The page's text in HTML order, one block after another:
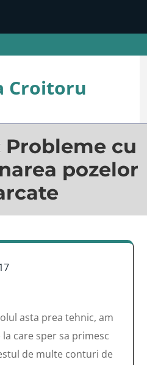
Croitoru
Probleme cu
pozelor
asta prea tehnic, am
care sper sa primesc
de multe conturi de